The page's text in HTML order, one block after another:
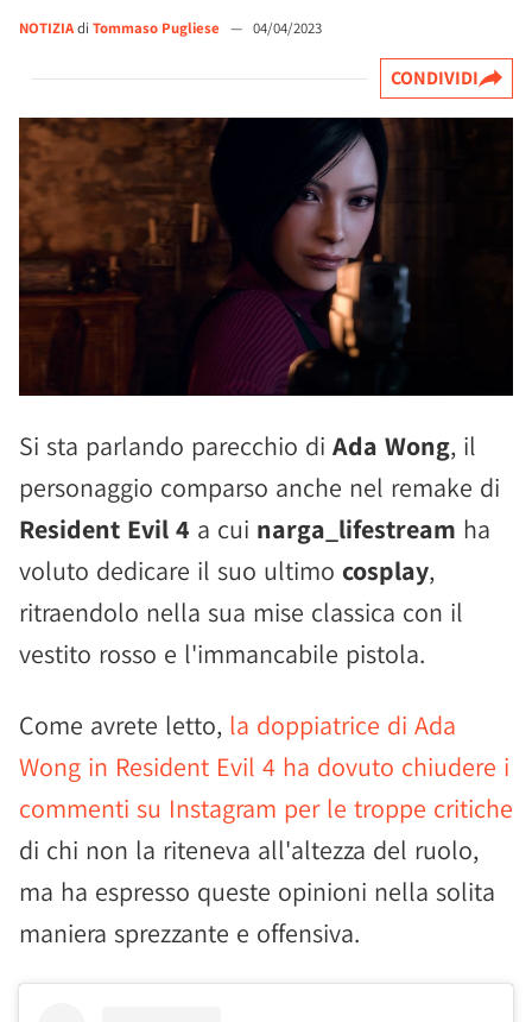
NOTIZIAdi Tommaso Pugliese — 04/04/2023
CONDIVIDI
Si sta parlando parecchio di Ada Wong, il
personaggio comparso anche nel remake di
Resident Evil 4 a cui narga_lifestream ha
voluto dedicare il suo ultimo cosplay,
ritraendolo nella sua mise classica con il
vestito rosso e l'immancabile pistola.
Come avrete letto, la doppiatrice di Ada
Wong in Resident Evil 4 ha dovuto chiudere i
commenti su Instagram per le troppe critiche
di chi non la riteneva all'altezza del ruolo,
ma ha espresso queste opinioni nella solita
maniera sprezzante e offensiva.